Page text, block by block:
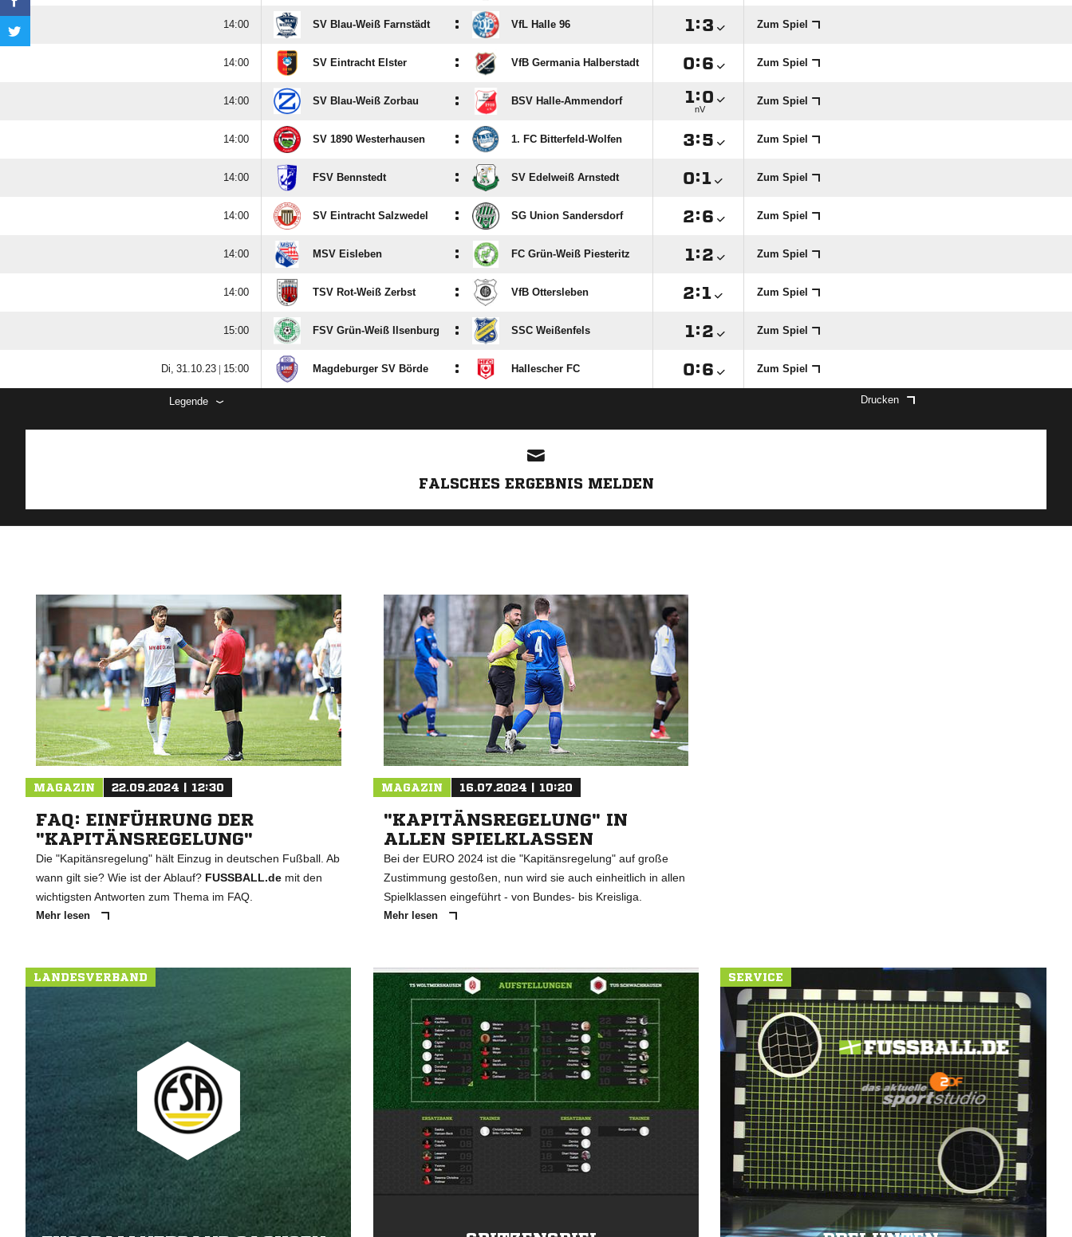
 SV Blau-Weiß Farnstädt : VfL Halle 96 : Zum Spiel
 SV Eintracht Elster : VfB Germania Halberstadt : Zum Spiel
 SV Blau-Weiß Zorbau : BSV Halle-Ammendorf :
nV
Zum Spiel
 SV 1890 Westerhausen : 1. FC Bitterfeld-Wolfen : Zum Spiel
 FSV Bennstedt : SV Edelweiß Arnstedt : Zum Spiel
 SV Eintracht Salzwedel : SG Union Sandersdorf : Zum Spiel
 MSV Eisleben : FC Grün-Weiß Piesteritz : Zum Spiel
 TSV Rot-Weiß Zerbst : VfB Ottersleben : Zum Spiel
 FSV Grün-Weiß Ilsenburg : SSC Weißenfels : Zum Spiel
  |  Magdeburger SV Börde : Hallescher FC : Zum Spiel
Legende Drucken
FALSCHES ERGEBNIS MELDEN
MAGAZIN 22.09.2024 | 12:30
FAQ: EINFÜHRUNG DER
"KAPITÄNSREGELUNG"
Die "Kapitänsregelung" hält Einzug in deutschen Fußball. Ab
wann gilt sie? Wie ist der Ablauf? FUSSBALL.de mit den
wichtigsten Antworten zum Thema im FAQ.
Mehr lesen
MAGAZIN 16.07.2024 | 10:20
"KAPITÄNSREGELUNG" IN
ALLEN SPIELKLASSEN
Bei der EURO 2024 ist die "Kapitänsregelung" auf große
Zustimmung gestoßen, nun wird sie auch einheitlich in allen
Spielklassen eingeführt - von Bundes- bis Kreisliga.
Mehr lesen
LANDESVERBAND SERVICE